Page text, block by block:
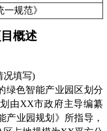
规范》
概述
况填写)
绿色智能产业园区划分
由XX市政府主导编纂
业园规划》所指导，